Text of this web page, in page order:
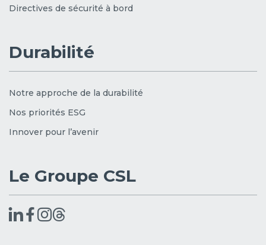
Directives de sécurité à bord
Durabilité
Notre approche de la durabilité
Nos priorités ESG
Innover pour l’avenir
Le Groupe CSL